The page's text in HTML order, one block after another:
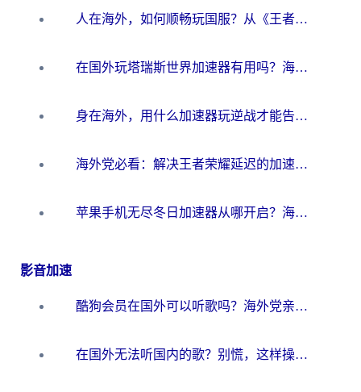
人在海外，如何顺畅玩国服？从《王者荣耀》到《云图计划》的加速器终极指南
在国外玩塔瑞斯世界加速器有用吗？海外玩家亲测后的真实答案
身在海外，用什么加速器玩逆战才能告别延迟？
海外党必看：解决王者荣耀延迟的加速器终极指南——从EVE到猫和老鼠，一个工具全搞定
苹果手机无尽冬日加速器从哪开启？海外玩家的冬日生存指南
影音加速
酷狗会员在国外可以听歌吗？海外党亲测有效：3步解决音乐权限难题
在国外无法听国内的歌？别慌，这样操作就能畅听QQ音乐（附亲测加速器推荐）